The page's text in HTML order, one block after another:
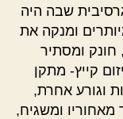
שבה היה
ומנקה את
ומסתיר
קייץ- מתקן
וגורע אחרת,
מאחוריו ומשגיח,